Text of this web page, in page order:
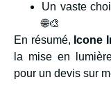
Un vaste
🌐🎨
En résumé, Icone
la mise en
pour un devis sur